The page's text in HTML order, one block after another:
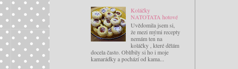
Koláčky
NATOTATA hotové
Uvědomila jsem si,
že mezi mými recepty
nemám ten na
koláčky , které dělám
docela často. Oblíbily si ho i moje
kamarádky a pochází od kama...